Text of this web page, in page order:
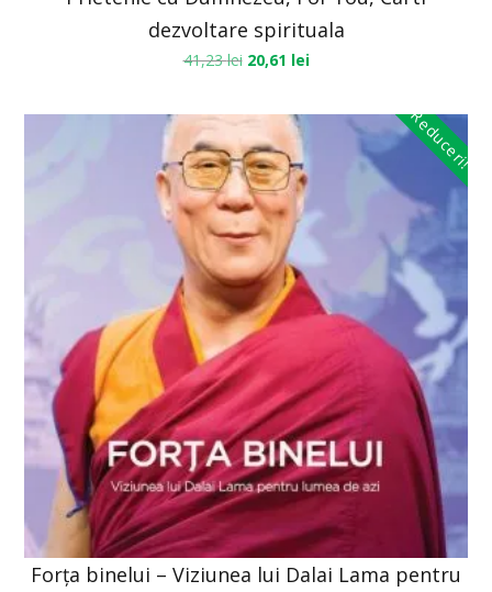
dezvoltare spirituala
41,23lei 20,61 lei
Reduceri!
Forța binelui – Viziunea lui Dalai Lama pentru